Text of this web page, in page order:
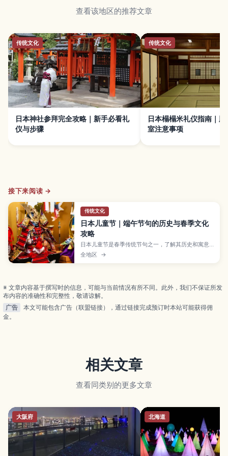
查看该地区的推荐文章
传统文化
日本神社参拜完全攻略｜新手必看礼
仪与步骤
传统文化
日本榻榻米礼仪指南｜
室注意事项
接下来阅读 →
传统文化
日本儿童节｜端午节句的历史与春季文化
攻略
日本儿童节是春季传统节句之一，了解其历史和寓意
后，鲤鱼旗、武士头盔、粽子等习俗会更有看点。本
文为赴日游客简单梳理儿童节文化基础，旅途中轻松
全地区 →
※ 文章内容基于撰写时的信息，可能与当前情况有所不同。此外，我们不保证所发
布内容的准确性和完整性，敬请谅解。
广告
本文可能包含广告（联盟链接），通过链接完成预订时本站可能获得佣
金。
相关文章
查看同类别的更多文章
大阪府 北海道